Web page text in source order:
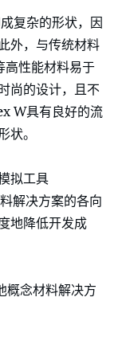
复杂的形状，因
外，与传统材料
高性能材料易于
尚的设计，且不
W具有良好的流
状。
拟工具
解决方案的各向
地降低开发成
概念材料解决方